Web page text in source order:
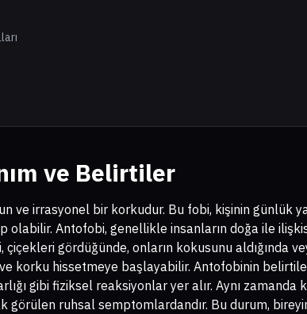
ve Belirtiler
ve irrasyonel bir korkudur. Bu fobi, kişinin günlük
Antofobi, genellikle insanların doğa ile
çiçekleri gördüğünde, onların kokusunu aldığında
korku hissetmeye başlayabilir. Antofobinin
gibi fiziksel reaksiyonlar yer alır. Aynı
görülen ruhsal semptomlardandır. Bu durum,